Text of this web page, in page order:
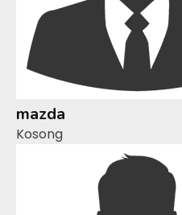
mazda
Kosong